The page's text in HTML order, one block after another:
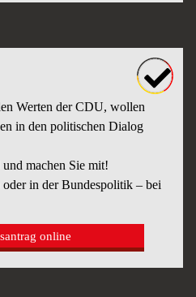
Werten der CDU, wollen
in den politischen Dialog
machen Sie mit!
in der Bundespolitik – bei
online